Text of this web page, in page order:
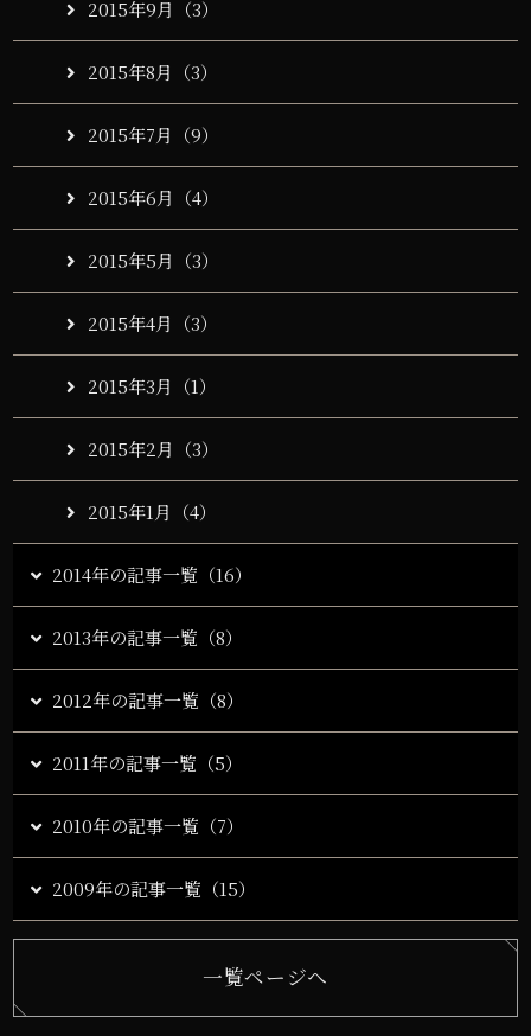
2015年9月（3）
2015年8月（3）
2015年7月（9）
2015年6月（4）
2015年5月（3）
2015年4月（3）
2015年3月（1）
2015年2月（3）
2015年1月（4）
2014年の記事一覧（16）
2013年の記事一覧（8）
2012年の記事一覧（8）
2011年の記事一覧（5）
2010年の記事一覧（7）
2009年の記事一覧（15）
一覧ページへ